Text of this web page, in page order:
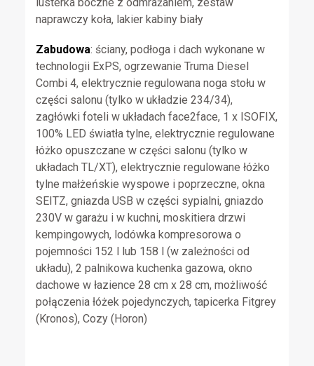
naprawczy koła, lakier kabiny biały
Zabudowa: ściany, podłoga i dach wykonane w
technologii ExPS, ogrzewanie Truma Diesel
Combi 4, elektrycznie regulowana noga stołu w
części salonu (tylko w układzie 234/34),
zagłówki foteli w układach face2face, 1 x ISOFIX,
100% LED światła tylne, elektrycznie regulowane
łóżko opuszczane w części salonu (tylko w
układach TL/XT), elektrycznie regulowane łóżko
tylne małżeńskie wyspowe i poprzeczne, okna
SEITZ, gniazda USB w części sypialni, gniazdo
230V w garażu i w kuchni, moskitiera drzwi
kempingowych, lodówka kompresorowa o
pojemności 152 l lub 158 l (w zależności od
układu), 2 palnikowa kuchenka gazowa, okno
dachowe w łazience 28 cm x 28 cm, możliwość
połączenia łóżek pojedynczych, tapicerka Fitgrey
(Kronos), Cozy (Horon)